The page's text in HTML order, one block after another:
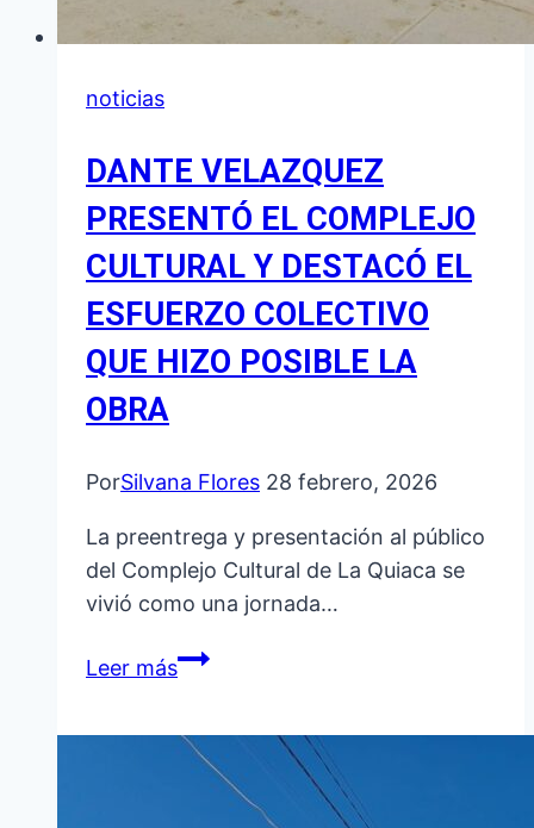
noticias
DANTE VELAZQUEZ
PRESENTÓ EL COMPLEJO
CULTURAL Y DESTACÓ EL
ESFUERZO COLECTIVO
QUE HIZO POSIBLE LA
OBRA
PorSilvana Flores 28 febrero, 2026
La preentrega y presentación al público
del Complejo Cultural de La Quiaca se
vivió como una jornada…
Leer másDANTE
EL
COMPLEJO